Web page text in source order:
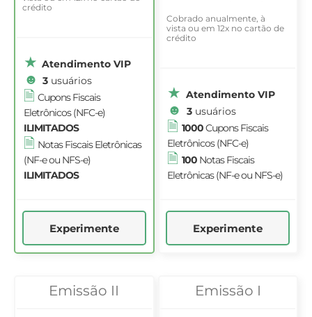
crédito
Atendimento VIP
3 usuários
Cupons Fiscais
Eletrônicos (NFC-e)
ILIMITADOS
Notas Fiscais Eletrônicas
(NF-e ou NFS-e)
ILIMITADOS
Experimente
Cobrado anualmente, à
vista ou em 12x no cartão de
crédito
Atendimento VIP
3usuários
1000Cupons Fiscais
Eletrônicos (NFC-e)
100Notas Fiscais
Eletrônicas (NF-e ou NFS-e)
Experimente
Emissão II Emissão I